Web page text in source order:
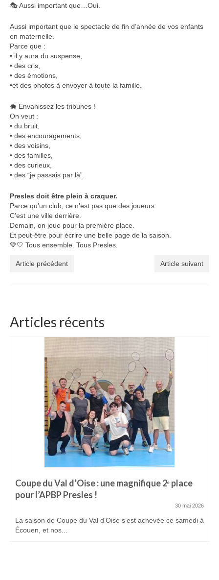
🎭 Aussi important que…Oui.
Aussi important que le spectacle de fin d’année de vos enfants
en maternelle.
Parce que :
• il y aura du suspense,
• des cris,
• des émotions,
•et des photos à envoyer à toute la famille.
🐗 Envahissez les tribunes !
On veut :
• du bruit,
• des encouragements,
• des voisins,
• des familles,
• des curieux,
• des “je passais par là”.
Presles doit être plein à craquer.
Parce qu’un club, ce n’est pas que des joueurs.
C’est une ville derrière.
Demain, on joue pour la première place.
Et peut-être pour écrire une belle page de la saison.
💚🤍 Tous ensemble. Tous Presles.
Article précédent Article suivant
Articles récents
Coupe du Val d’Oise : une magnifique 2ᵉ place
pour l’APBP Presles !
30 mai 2026
La saison de Coupe du Val d’Oise s’est achevée ce samedi à
Écouen, et nos...